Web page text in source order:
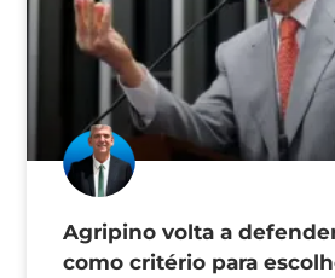
Agripino volta a
como critério para